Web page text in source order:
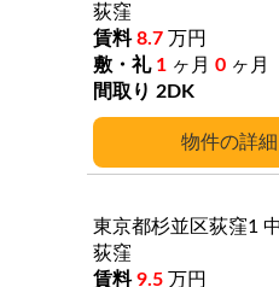
詳細
荻窪
8.7 万円
1 ヶ月 0 ヶ月
2DK
東京都杉並区荻窪1
荻窪
9.5 万円